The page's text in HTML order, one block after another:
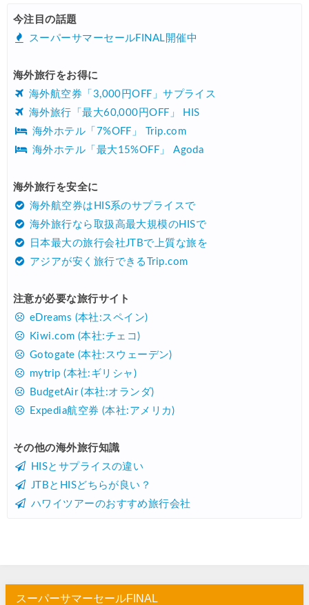
08/01 Trip.com) 海外航空券1%OFFクーポン TRIP2
07/30 楽天トラベル) 海外ツアー 最大10,000円OFFクーポン
07/30 Trip.com) 航空券 1,500円OFFクーポン
07/27 Trip.com) タイ航空券 10%OFFクーポン
07/25 楽天トラベル) 海外ツアー 最大30,000円OFFクーポン
07/25 Trip.com) 海外航空券(アジア) 6,900円~
07/24 HIS) 海外航空券 3,000円OFFクーポン
07/23 Trip.com) 海外航空券 最大2,500円OFFクーポン
07/23 Trip.com) 航空券＋ホテル 最大5,000円OFFクーポン
07/22 JTB) 海外ツアー(10代) 最大28,000円OFFクーポン
07/21 エアトリ) 航空券+ホテル 最大30,000円OFFクーポン
07/21 エアトリ) 海外航空券 最大10,000円OFFクーポン
07/20 Trip.com) ベトナム旅 最大50%OFFセール
楽天トラベル) 海外ツアー 最大30,000円OFFクーポン
07/15 楽天トラベル) 海外ツアー 最大30,000円OFFクーポン
今注目の話題
スーパーサマーセールFINAL開催中
海外旅行をお得に
海外航空券「3,000円OFF」サプライス
海外旅行「最大60,000円OFF」 HIS
海外ホテル「7%OFF」 Trip.com
海外ホテル「最大15%OFF」 Agoda
海外旅行を安全に
海外航空券はHIS系のサプライスで
海外旅行なら取扱高最大規模のHISで
日本最大の旅行会社JTBで上質な旅を
アジアが安く旅行できるTrip.com
注意が必要な旅行サイト
eDreams (本社:スペイン)
Kiwi.com (本社:チェコ)
Gotogate (本社:スウェーデン)
mytrip (本社:ギリシャ)
BudgetAir (本社:オランダ)
Expedia航空券 (本社:アメリカ)
その他の海外旅行知識
HISとサプライスの違い
JTBとHISどちらが良い？
ハワイツアーのおすすめ旅行会社
スーパーサマーセールFINAL